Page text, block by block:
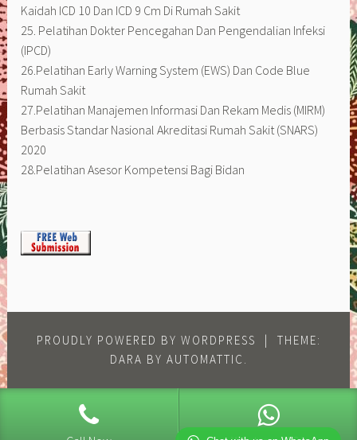
Kaidah ICD 10 Dan ICD 9 Cm Di Rumah Sakit
25. Pelatihan Dokter Pencegahan Dan Pengendalian Infeksi
(IPCD)
26.Pelatihan Early Warning System (EWS) Dan Code Blue
Rumah Sakit
27.Pelatihan Manajemen Informasi Dan Rekam Medis (MIRM)
Berbasis Standar Nasional Akreditasi Rumah Sakit (SNARS)
2020
28.Pelatihan Asesor Kompetensi Bagi Bidan
PROUDLY POWERED BY WORDPRESS |
THEME:
DARA BY AUTOMATTIC